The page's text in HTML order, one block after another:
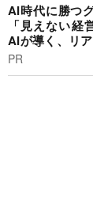
AI時代に勝つ
「見えない経
AIが導く、リ
PR